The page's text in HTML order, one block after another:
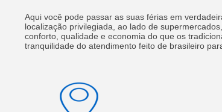
Aqui você pode passar as suas férias em
localização privilegiada, ao lado de
conforto, qualidade e economia do que os
tranquilidade do atendimento feito de brasileiro